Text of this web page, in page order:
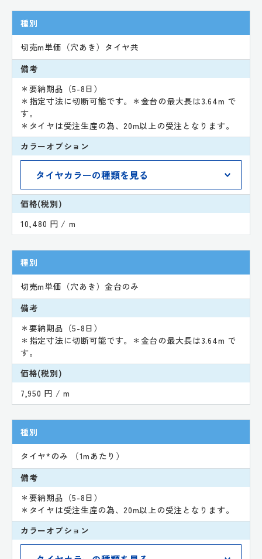
種別
切売m単価（穴あき）タイヤ共
備考
＊要納期品（5-8日）
＊指定寸法に切断可能です。＊金台の最大長は3.64m で
す。
＊タイヤは受注生産の為、20m以上の受注となります。
カラーオプション
価格(税別)
10,480 円 / m
種別
切売m単価（穴あき）金台のみ
備考
＊要納期品（5-8日）
＊指定寸法に切断可能です。＊金台の最大長は3.64m で
す。
価格(税別)
7,950 円 / m
種別
タイヤ*のみ （1mあたり）
備考
＊要納期品（5-8日）
＊タイヤは受注生産の為、20m以上の受注となります。
カラーオプション